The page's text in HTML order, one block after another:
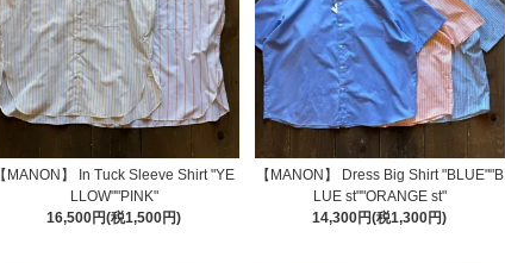
【MANON】 In Tuck Sleeve Shirt "YE
LLOW""PINK"
16,500円(税1,500円)
【MANON】 Dress Big Shirt "BLUE""B
LUE st""ORANGE st"
14,300円(税1,300円)